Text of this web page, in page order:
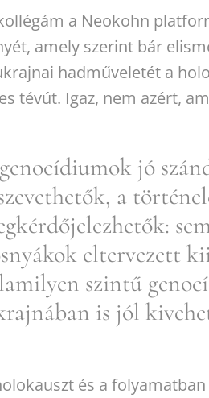
a Neokohn
amely szerint bár
hadműveletét a
tévút. Igaz, nem azért,
jó
a
eltervezett
szintű
is jól
és a